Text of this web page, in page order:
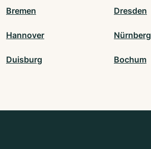
Bremen Dresden
Hannover Nürnberg
Duisburg Bochum